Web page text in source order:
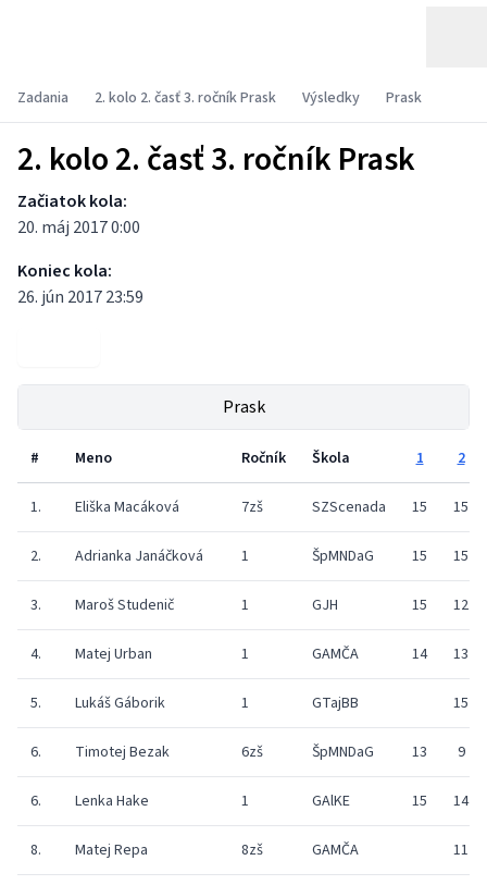
Zadania 2. kolo 2. časť 3. ročník Prask Výsledky Prask
2. kolo 2. časť 3. ročník Prask
Začiatok kola:
20. máj 2017 0:00
Koniec kola:
26. jún 2017 23:59
Prask
# Meno Ročník Škola 1 2
1. Eliška Macáková 7zš SZScenada 15 15
2. Adrianka Janáčková 1 ŠpMNDaG 15 15
3. Maroš Studenič 1 GJH 15 12
4. Matej Urban 1 GAMČA 14 13
5. Lukáš Gáborik 1 GTajBB 15
6. Timotej Bezak 6zš ŠpMNDaG 13 9
6. Lenka Hake 1 GAlKE 15 14
8. Matej Repa 8zš GAMČA 11